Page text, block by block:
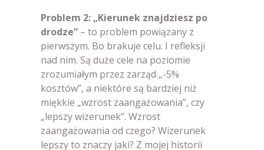
Problem 2: „Kierunek znajdziesz po
drodze” – to problem powiązany z
pierwszym. Bo brakuje celu. I refleksji
nad nim. Są duże cele na poziomie
zrozumiałym przez zarząd „-5%
kosztów”, a niektóre są bardziej niż
miękkie „wzrost zaangażowania”, czy
„lepszy wizerunek”. Wzrost
zaangażowania od czego? Wizerunek
lepszy to znaczy jaki? Z mojej historii